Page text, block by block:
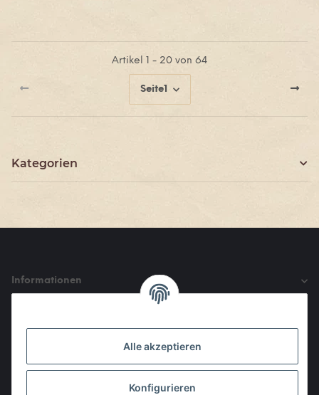
Artikel 1 - 20 von 64
Seite1
Kategorien
Informationen
Alle akzeptieren
Konfigurieren